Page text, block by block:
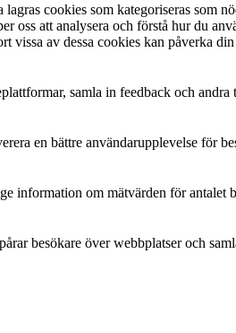
cookies som kategoriseras som
att analysera och förstå hur du
vissa av dessa cookies kan påverka
samla in feedback och andra
en bättre användarupplevelse för
information om mätvärden för antalet
besökare över webbplatser och